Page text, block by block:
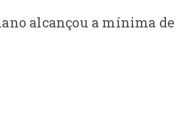
alcançou a mínima